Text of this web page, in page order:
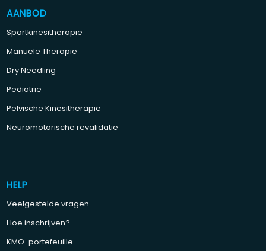
AANBOD
Sportkinesitherapie
Manuele Therapie
Dry Needling
Pediatrie
Pelvische Kinesitherapie
Neuromotorische revalidatie
HELP
Veelgestelde vragen
Hoe inschrijven?
KMO-portefeuille